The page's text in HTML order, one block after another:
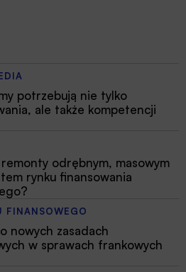
potrzebują nie tylko
ale także kompetencji
odrębnym, masowym
rynku finansowania
FINANSOWEGO
o nowych zasadach
w sprawach frankowych